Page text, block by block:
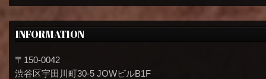
INFORMATION
〒150-0042
渋谷区宇田川町30-5 JOWビルB1F